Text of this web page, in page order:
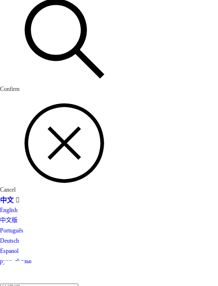
Confirm
Cancel
中文 
English
中文版
Português
Deutsch
Espanol
русский язык
产品